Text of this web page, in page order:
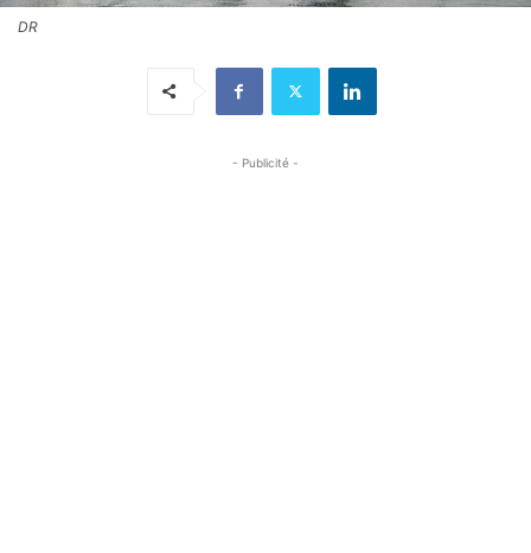
DR
- Publicité -